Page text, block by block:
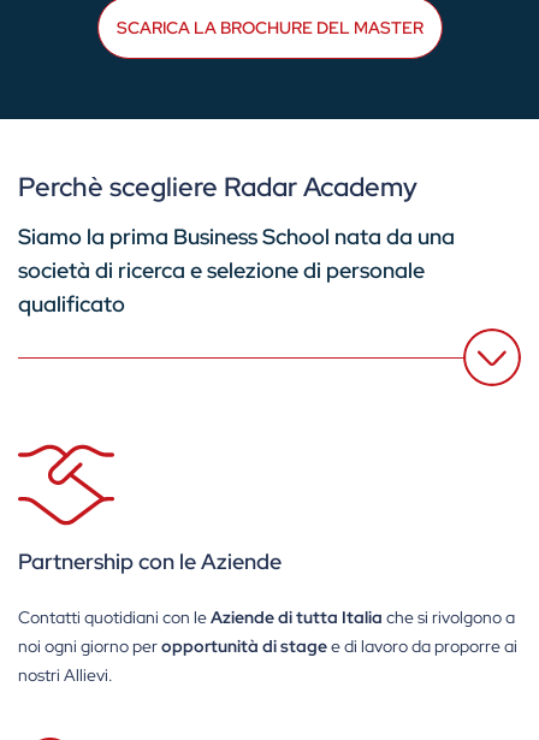
SCARICA LA BROCHURE DEL MASTER
Perchè scegliere Radar Academy
Siamo la prima Business School nata da una
società di ricerca e selezione di personale
qualificato
Partnership con le Aziende
Contatti quotidiani con leAziende di tutta Italia che si rivolgono a
noi ogni giorno peropportunità di stagee di lavoro da proporre ai
nostri Allievi.